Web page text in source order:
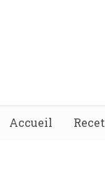
Accueil